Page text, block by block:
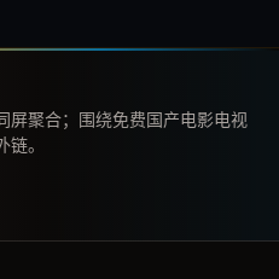
屏聚合；围绕免费国产电影电视
。